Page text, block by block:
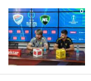
0